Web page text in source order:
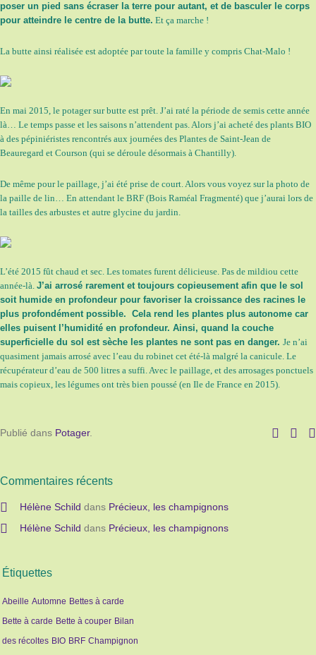
poser un pied sans écraser la terre pour autant, et de basculer le corps
pour atteindre le centre de la butte. Et ça marche !
La butte ainsi réalisée est adoptée par toute la famille y compris Chat-Malo !
En mai 2015, le potager sur butte est prêt. J’ai raté la période de semis cette année
là… Le temps passe et les saisons n’attendent pas. Alors j’ai acheté des plants BIO
à des pépiniéristes rencontrés aux journées des Plantes de Saint-Jean de
Beauregard et Courson (qui se déroule désormais à Chantilly).
De même pour le paillage, j’ai été prise de court. Alors vous voyez sur la photo de
la paille de lin… En attendant le BRF (Bois Raméal Fragmenté) que j’aurai lors de
la tailles des arbustes et autre glycine du jardin.
L’été 2015 fût chaud et sec. Les tomates furent délicieuse. Pas de mildiou cette
année-là. J’ai arrosé rarement et toujours copieusement afin que le sol
soit humide en profondeur pour favoriser la croissance des racines le
plus profondément possible. Cela rend les plantes plus autonome car
elles puisent l’humidité en profondeur. Ainsi, quand la couche
superficielle du sol est sèche les plantes ne sont pas en danger. Je n’ai
quasiment jamais arrosé avec l’eau du robinet cet été-là malgré la canicule. Le
récupérateur d’eau de 500 litres a suffi. Avec le paillage, et des arrosages ponctuels
mais copieux, les légumes ont très bien poussé (en Ile de France en 2015).
Publié dans Potager.
Commentaires récents
Hélène Schild dans Précieux, les champignons
Hélène Schild dans Précieux, les champignons
Étiquettes
Abeille Automne Bettes à carde
Bette à carde Bette à couper Bilan
des récoltes BIO BRF Champignon